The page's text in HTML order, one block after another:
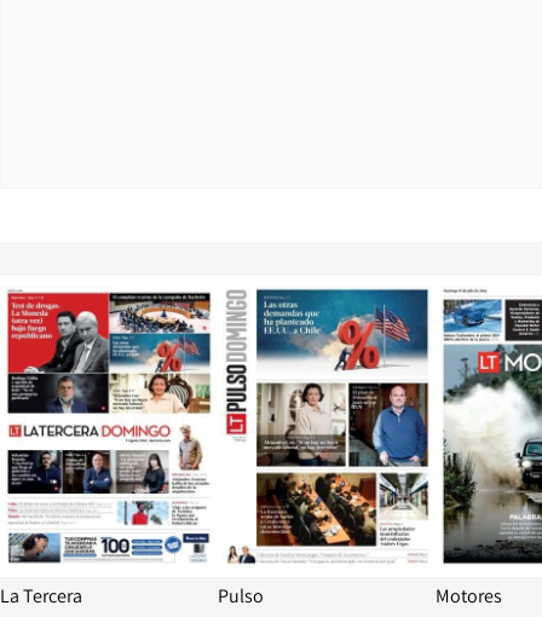
Opens in new window
La Tercera
Opens in
Pulso Motores